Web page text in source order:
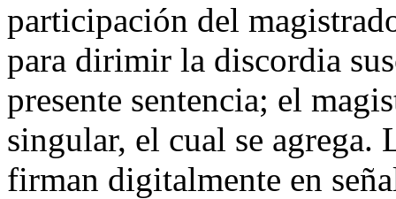
participación del
para dirimir la discordia
presente sentencia; el
singular, el cual se agrega.
firman digitalmente en